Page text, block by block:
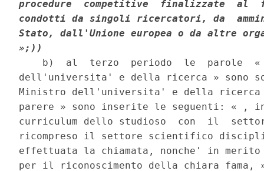
procedure  competitive  finalizzate  al
condotti da singoli ricercatori, da
Stato, dall'Unione europea o da altre
»;))
b)  al  terzo  periodo  le  parole
dell'universita' e della ricerca » sono
Ministro dell'universita' e della ricerca
parere » sono inserite le seguenti: « ,
curriculum dello studioso  con  il
ricompreso il settore scientifico
effettuata la chiamata, nonche' in
per il riconoscimento della chiara